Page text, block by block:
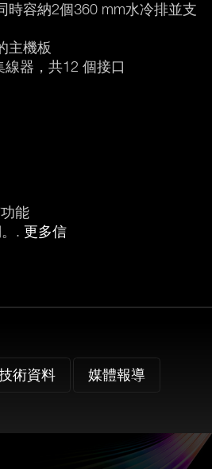
時容納2個360 mm水冷排並支
主機板
線器，共12 個接口
能
. 更多信
術資料 媒體報導